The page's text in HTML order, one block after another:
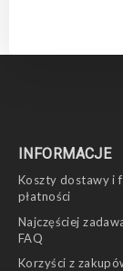
INFORMACJE
Koszty dostawy i
płatności
Najczęściej
FAQ
Korzyści z